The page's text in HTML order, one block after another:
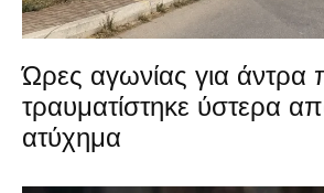
Ώρες αγωνίας για άντρα
τραυματίστηκε ύστερα
ατύχημα